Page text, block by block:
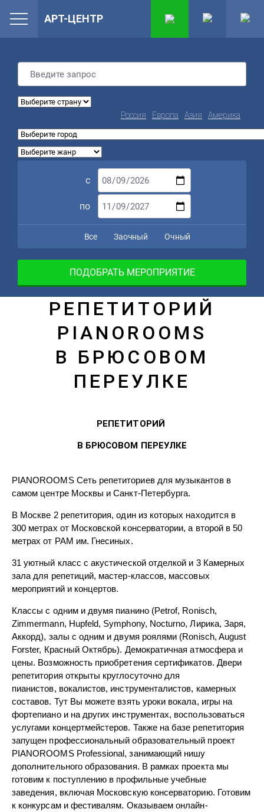
Россия Европа Азия Америка
с
по
Все Заочный Очный
ПОДОБРАТЬ МЕРОПРИЯТИЕ
РЕПЕТИТОРИЙ
PIANOROOMS
В БРЮСОВОМ
ПЕРЕУЛКЕ
РЕПЕТИТОРИЙ
В БРЮСОВОМ ПЕРЕУЛКЕ
PIANOROOMS Сеть репетиториев для музыкантов в
самом центре Москвы и Санкт-Петербурга.
В Москве 2 репетитория, один из которых находится в
300 метрах от Московской консерватории, а второй в 50
метрах от РАМ им. Гнесиных.
31 уютный класс с акустической отделкой и 3 Камерных
зала для репетиций, мастер-классов, массовых
мероприятий и концертов.
Классы с одним и двумя пианино (Petrof, Ronisch,
Zimmermann, Hupfeld, Symphony, Nocturno, Лирика, Заря,
Аккорд), залы с одним и двумя роялями (Ronisch, August
Forster, Красный Октябрь). Демократичная атмосфера и
цены. Возможность приобретения сертификатов. Двери
репетитория открыты круглосуточно для
пианистов, вокалистов, инструменталистов, камерных
составов. Тут Вы можете взять уроки вокала, игры на
фортепиано и на других инструментах, воспользоваться
услугами концертмейстеров. Также на базе репетитория
запущен профессиональный образовательный проект
PIANOROOMS Professional, занимающий нишу
дополнительного образования. В рамках проекта мы
готовим к поступлению в профильные учебные
заведения, включая Московскую консерваторию. Готовим
к конкурсам и фестивалям. Оказываем онлайн-
АРТ-ЦЕНТР